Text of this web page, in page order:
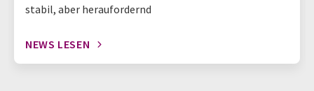
stabil, aber heraufordernd
NEWS LESEN